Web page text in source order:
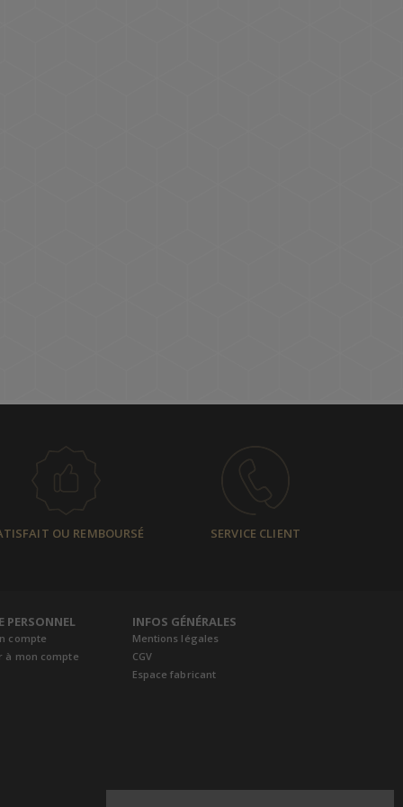
OU REMBOURSÉ SERVICE CLIENT
PERSONNEL
compte
à mon compte
INFOS GÉNÉRALES
Mentions légales
CGV
Espace fabricant